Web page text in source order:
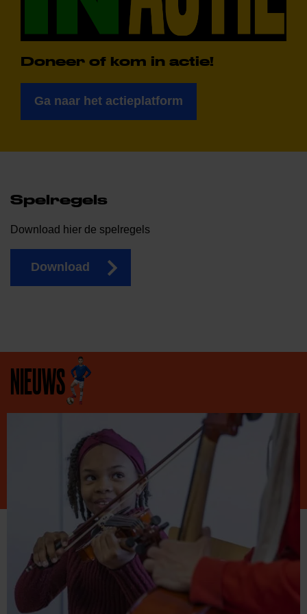
Doneer of kom in actie!
Ga naar het actieplatform
Spelregels
Download hier de spelregels
Download
NIEUWS